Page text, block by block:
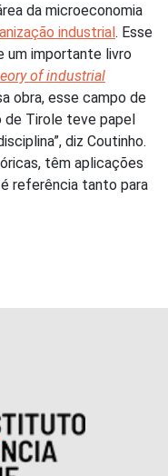
da microeconomia
industrial. Esse
um importante livro
of industrial
obra, esse campo de
de Tirole teve papel
diz Coutinho.
têm aplicações
referência tanto para